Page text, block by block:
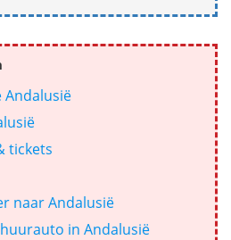
Andalusië
tickets
naar Andalusië
in Andalusië